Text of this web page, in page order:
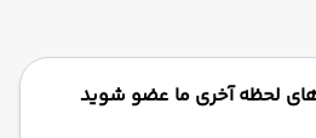
های لحظه آخری ما عضو شوید